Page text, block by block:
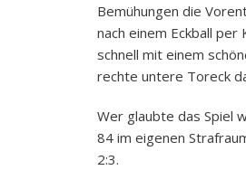
Bemühungen die
nach einem Eckball
schnell mit einem
rechte untere Toreck
Wer glaubte das Spiel
84 im eigenen
2:3.